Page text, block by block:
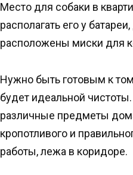
Место для собаки в
располагать его у
расположены миски для
Нужно быть готовым к
будет идеальной
различные предметы
кропотливого и
работы, лежа в коридоре.